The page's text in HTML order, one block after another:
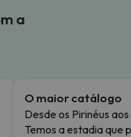
a
O maior catálogo
Desde os Pirinéus
Temos a estadia que